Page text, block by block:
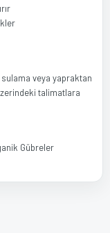
veya yapraktan
talimatlara
Gübreler